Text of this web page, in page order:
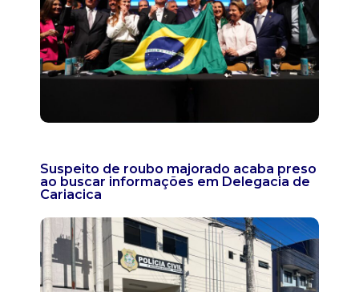
Suspeito de roubo majorado acaba preso
ao buscar informações em Delegacia de
Cariacica